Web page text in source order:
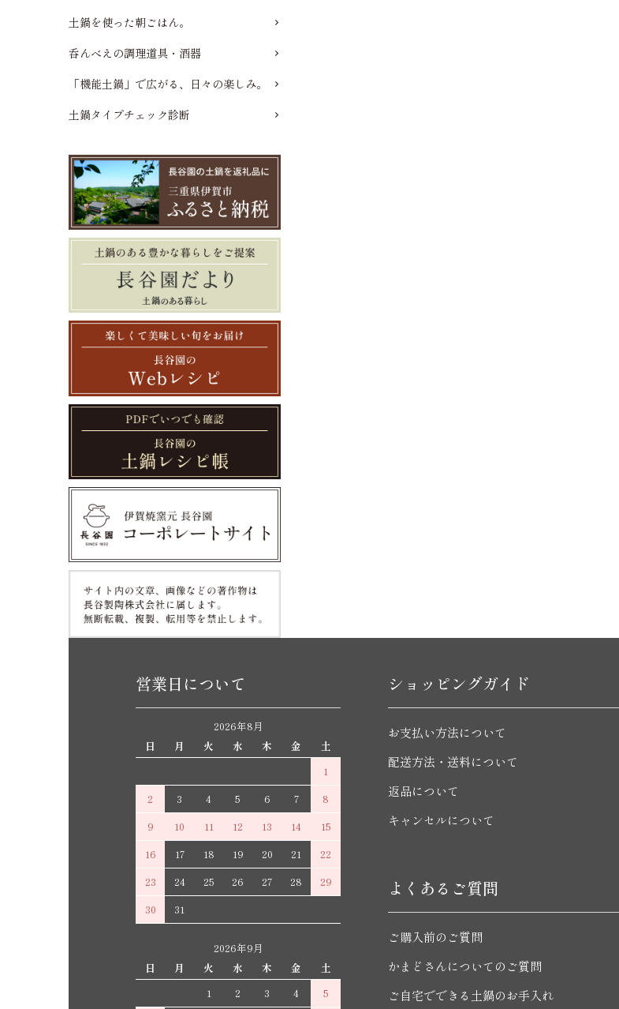
土鍋を使った朝ごはん。
呑んべえの調理道具・酒器
「機能土鍋」で広がる、日々の楽しみ。
土鍋タイプチェック診断
営業日について
2026年8月
日
月 火 水 木 金
土
1
2
3 4 5 6 7
8
9
10 11 12 13 14
15
16
17 18 19 20 21
22
23
24 25 26 27 28
29
30
31
2026年9月
日
月 火 水 木 金
土
1
2 3 4 5
ショッピングガイド
お支払い方法について
配送方法・送料について
返品について
キャンセルについて
よくあるご質問
ご購入前のご質問
かまどさんについてのご質問
ご自宅でできる土鍋のお手入れ